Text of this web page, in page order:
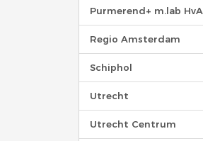
Purmerend+ m.lab HvA
Regio Amsterdam
Schiphol
Utrecht
Utrecht Centrum